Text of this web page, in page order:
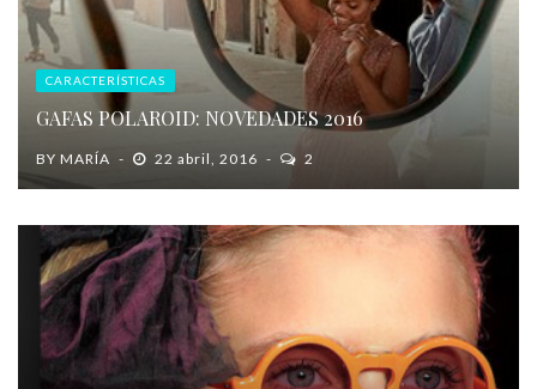
CARACTERÍSTICAS
GAFAS POLAROID: NOVEDADES 2016
BY MARÍA 22 abril, 2016 2